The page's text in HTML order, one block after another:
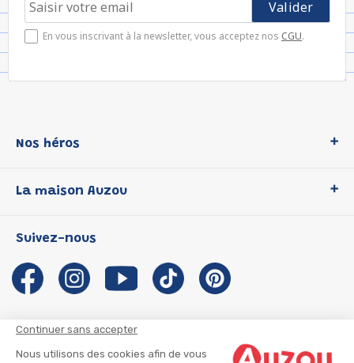
Continuer sans accepter
Nous utilisons des cookies afin de vous
En vous inscrivant à la newsletter, vous acceptez nos CGU.
Nos héros
P'tit Loup
Les Influenceuses
Migali
Petite Taupe
La maison Auzou
Notre histoire
Auzou s'engage
Auteurs et illustrateurs Auzou
Suivez-nous